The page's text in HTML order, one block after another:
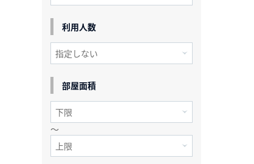
利用人数
部屋面積
～